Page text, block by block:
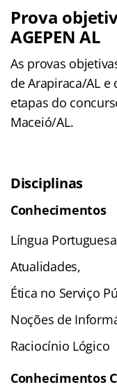
Prova
AGEPEN AL
As provas
de Arapiraca/AL e
etapas do
Maceió/AL.
Disciplinas
Conhecimentos
Língua
Atualidades,
Ética no Serviço
Noções de
Raciocínio Lógico
Conhecimentos